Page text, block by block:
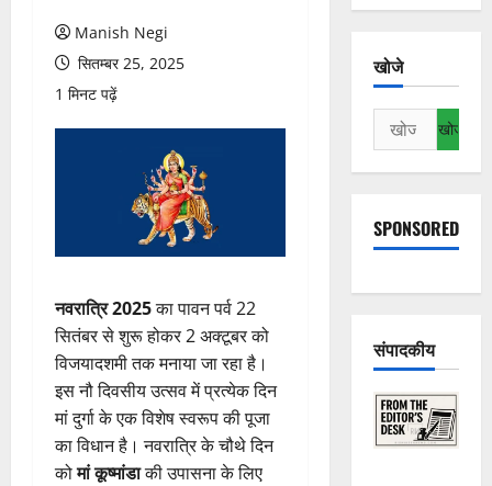
Manish Negi
सितम्बर 25, 2025
1 मिनट पढ़ें
नवरात्रि 2025का पावन पर्व 22
सितंबर से शुरू होकर 2 अक्टूबर को
विजयादशमी तक मनाया जा रहा है।
इस नौ दिवसीय उत्सव में प्रत्येक दिन
मां दुर्गा के एक विशेष स्वरूप की पूजा
का विधान है। नवरात्रि के चौथे दिन
कोमां कूष्मांडाकी उपासना के लिए
खोजे
निम्न
को
खोजें:
SPONSORED
संपादकीय